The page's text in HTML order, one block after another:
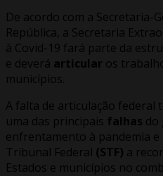
De acordo com a Secretaria-
República, a Secretaria
à Covid-19 fará parte da
e deverá articular os
municípios.
A falta de articulação federal
uma das principais falhas do
enfrentamento à pandemia
Tribunal Federal (STF) a
Estados e municípios no